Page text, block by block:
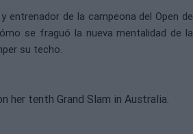
entrenador de la campeona del Open de
se fraguó la nueva mentalidad de la
su techo.